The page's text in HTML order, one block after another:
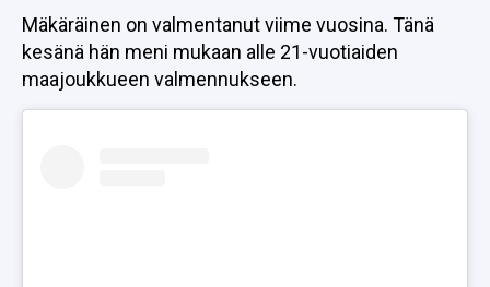
Mäkäräinen on valmentanut viime vuosina. Tänä
kesänä hän meni mukaan alle 21-vuotiaiden
maajoukkueen valmennukseen.